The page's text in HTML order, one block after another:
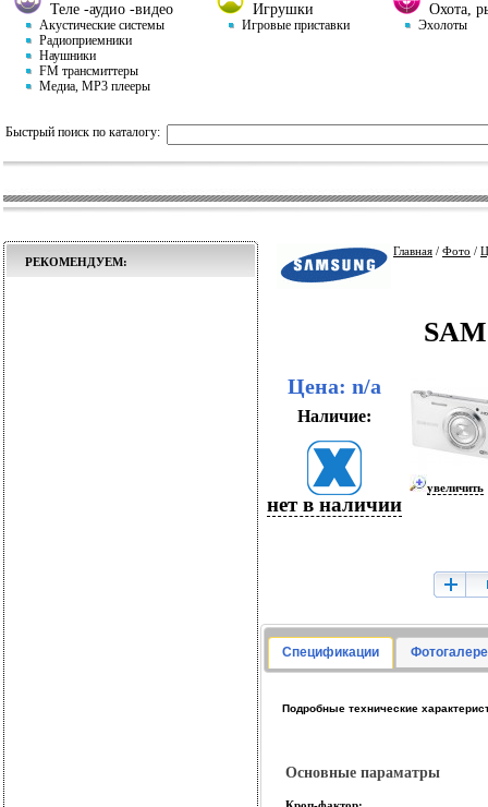
Теле -аудио -видео
Акустические системы
Радиоприемники
Наушники
FM трансмиттеры
Медиа, MP3 плееры
Игрушки
Игровые приставки
Охота,
Эхолоты
Быстрый поиск по каталогу:
РЕКОМЕНДУЕМ:
Главная / Фото /
Цена: n/a
Наличие:
нет в наличии
увеличить
Спецификации
Подробные технические
Основные параматры